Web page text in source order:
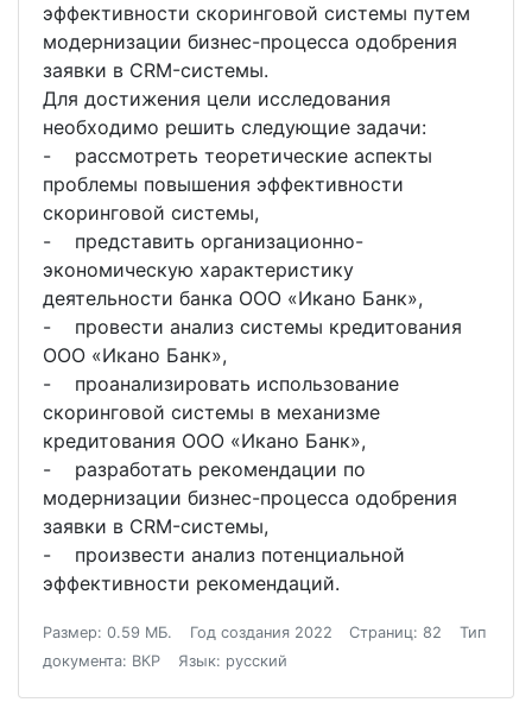
эффективности скоринговой системы путем
модернизации бизнес-процесса одобрения
заявки в CRM-системы.
Для достижения цели исследования
необходимо решить следующие задачи:
- рассмотреть теоретические аспекты
проблемы повышения эффективности
скоринговой системы,
- представить организационно-
экономическую характеристику
деятельности банка ООО «Икано Банк»,
- провести анализ системы кредитования
ООО «Икано Банк»,
- проанализировать использование
скоринговой системы в механизме
кредитования ООО «Икано Банк»,
- разработать рекомендации по
модернизации бизнес-процесса одобрения
заявки в CRM-системы,
- произвести анализ потенциальной
эффективности рекомендаций.
Размер: 0.59 МБ. Год создания 2022 Страниц: 82
Тип
документа: ВКР
Язык: русский